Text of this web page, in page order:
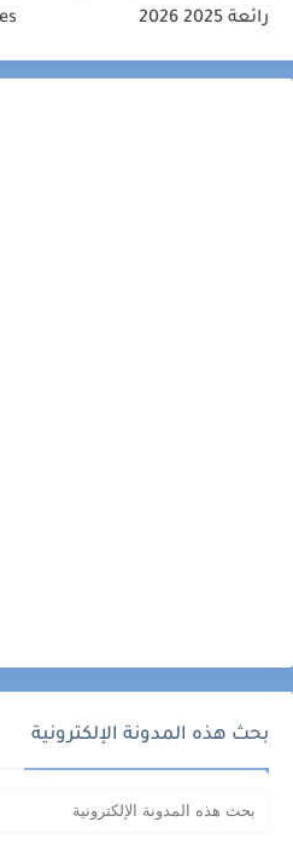
رائعة 2025 2026
بحث هذه المدونة الإلكترونية